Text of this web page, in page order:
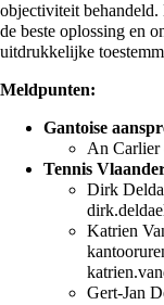
objectiviteit behandeld.
de beste oplossing en
uitdrukkelijke
Meldpunten:
Gantoise
An Carlier
Tennis
Dirk
Katrien
Gert-Jan